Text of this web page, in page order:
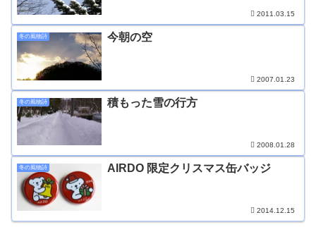
2011.03.15
冬の風物詩 今朝の空
2007.01.23
冬の風物詩 積もった雪の行方
2008.01.28
冬の風物詩 AIRDO 限定クリスマス缶バッジ
2014.12.15